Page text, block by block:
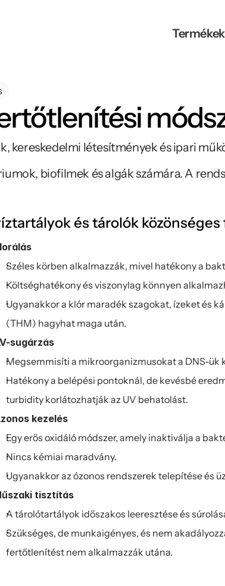
Termékek
kereskedelmi létesítmények és ipari
biofilmek és algák számára. A
és tárolók
Széles körben alkalmazzák, mivel hatékony a
Költséghatékony és viszonylag könnyen
Ugyanakkor a klór maradék szagokat, ízeket és
(THM) hagyhat maga után.
sugárzás
Megsemmisíti a mikroorganizmusokat a DNS-ük
Hatékony a belépési pontoknál, de kevésbé
turbidity korlátozhatják az UV behatolást.
kezelés
Egy erős oxidáló módszer, amely inaktiválja a
Nincs kémiai maradvány.
Ugyanakkor az ózonos rendszerek telepítése és
tisztítás
A tárolótartályok időszakos leeresztése és
Szükséges, de munkaigényes, és nem
fertőtlenítést nem alkalmazzák utána.